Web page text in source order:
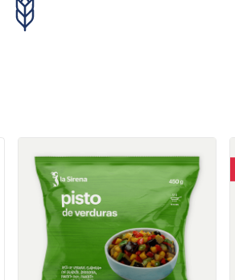
Espinacs en porcions Basic